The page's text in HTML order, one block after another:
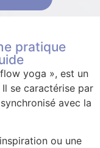
pratique
yoga », est un
Il se caractérise par
avec la
ou une